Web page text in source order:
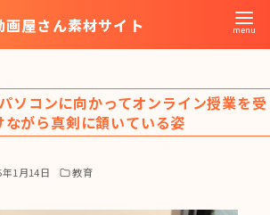
画屋さん素材サイト
ソコンに向かってオンライン授業を受
ながら真剣に頷いている姿
1月14日 教育